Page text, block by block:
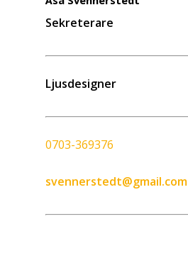
Sekreterare
Ljusdesigner
0703-369376
svennerstedt@gmail.com